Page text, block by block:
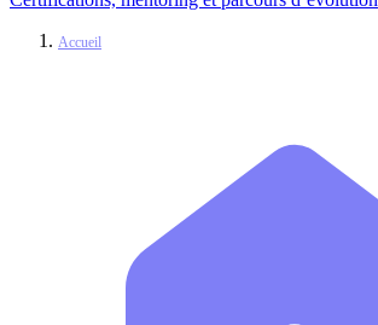
Accueil